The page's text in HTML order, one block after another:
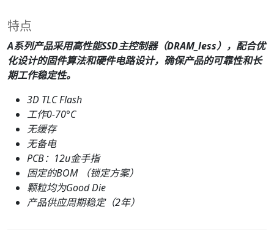
特点
A系列产品采用高性能SSD主控制器（DRAM_less），配合优
化设计的固件算法和硬件电路设计，确保产品的可靠性和长
期工作稳定性。
3D TLC Flash
工作0-70°C
无缓存
无备电
PCB：12u金手指
固定的BOM （锁定方案）
颗粒均为Good Die
产品供应周期稳定（2年）